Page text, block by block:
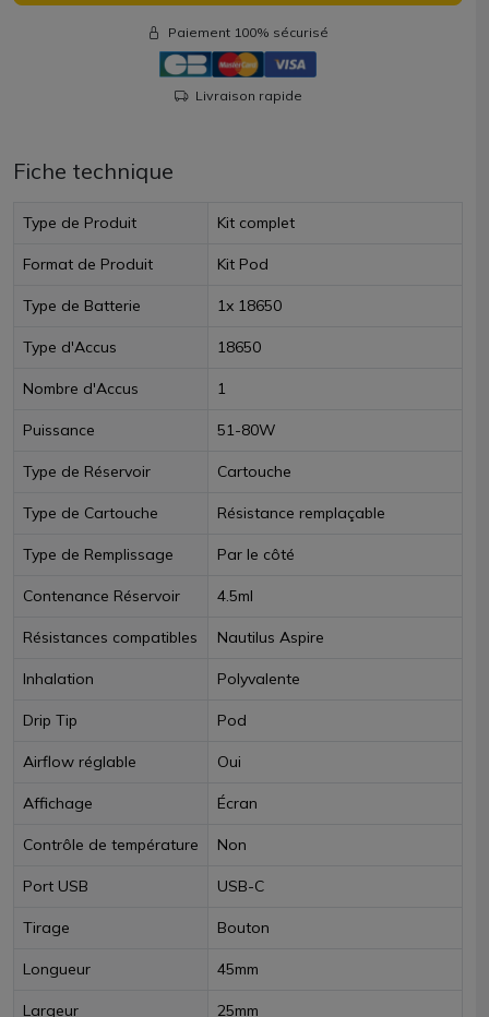
Paiement 100% sécurisé
Livraison rapide
Fiche technique
Type de Produit Kit complet
Format de Produit Kit Pod
Type de Batterie 1x 18650
Type d'Accus 18650
Nombre d'Accus 1
Puissance 51-80W
Type de Réservoir Cartouche
Type de Cartouche Résistance remplaçable
Type de Remplissage Par le côté
Contenance Réservoir 4.5ml
Résistances compatibles Nautilus Aspire
Inhalation Polyvalente
Drip Tip Pod
Airflow réglable Oui
Affichage Écran
Contrôle de température Non
Port USB USB-C
Tirage Bouton
Longueur 45mm
Largeur 25mm